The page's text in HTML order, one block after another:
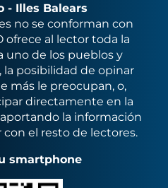
- Illes Balears
no se conforman con
ofrece al lector toda la
uno de los pueblos y
la posibilidad de opinar
más le preocupan, o,
directamente en la
la información
el resto de lectores.
smartphone